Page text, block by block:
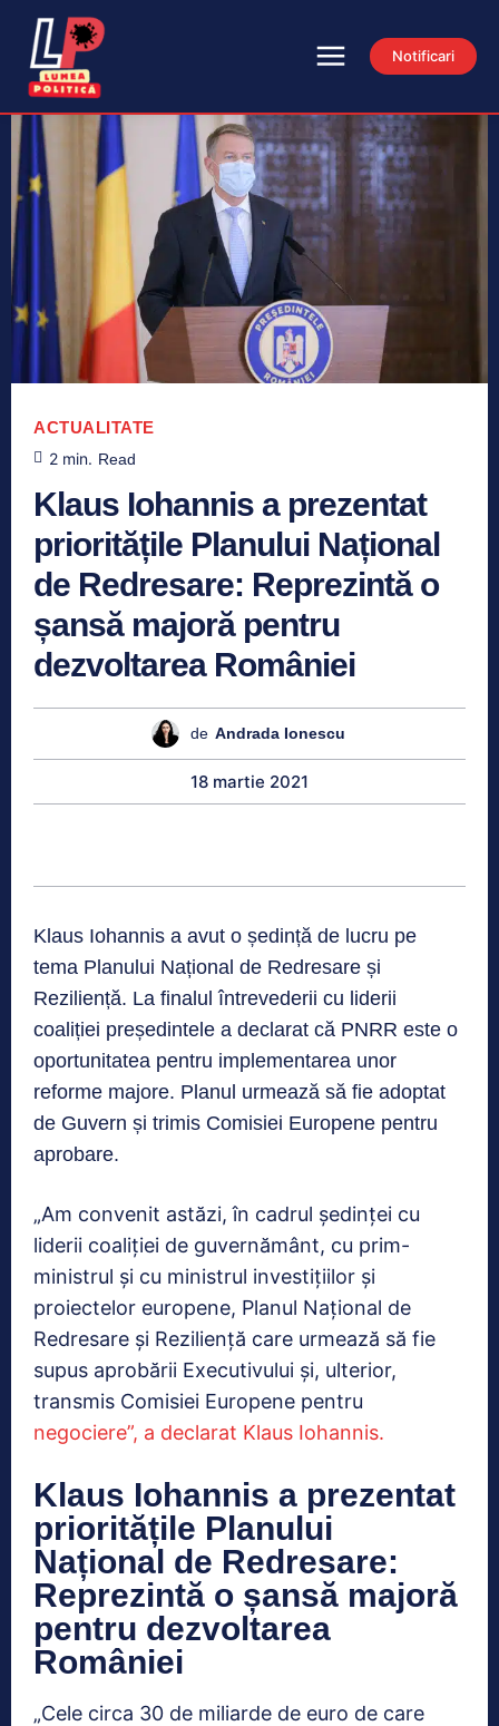
Notificari
ACTUALITATE
2 min. Read
Klaus Iohannis a prezentat
prioritățile Planului Național
de Redresare: Reprezintă o
șansă majoră pentru
dezvoltarea României
de Andrada Ionescu
18 martie 2021
Klaus Iohannis a avut o ședință de lucru pe
tema Planului Național de Redresare și
Reziliență. La finalul întrevederii cu liderii
coaliției președintele a declarat că PNRR este o
oportunitatea pentru implementarea unor
reforme majore. Planul urmează să fie adoptat
de Guvern și trimis Comisiei Europene pentru
aprobare.
„Am convenit astăzi, în cadrul ședinței cu
liderii coaliției de guvernământ, cu prim-
ministrul și cu ministrul investițiilor și
proiectelor europene, Planul Național de
Redresare și Reziliență care urmează să fie
supus aprobării Executivului și, ulterior,
transmis Comisiei Europene pentru
negociere”, a declarat Klaus Iohannis.
Klaus Iohannis a prezentat
prioritățile Planului
Național de Redresare:
Reprezintă o șansă majoră
pentru dezvoltarea
României
„Cele circa 30 de miliarde de euro de care